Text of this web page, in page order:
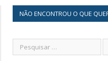
NÃO ENCONTROU O QUE